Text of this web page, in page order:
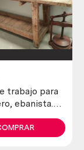
trabajo para
ebanista.
70. Magnífico
de taller.